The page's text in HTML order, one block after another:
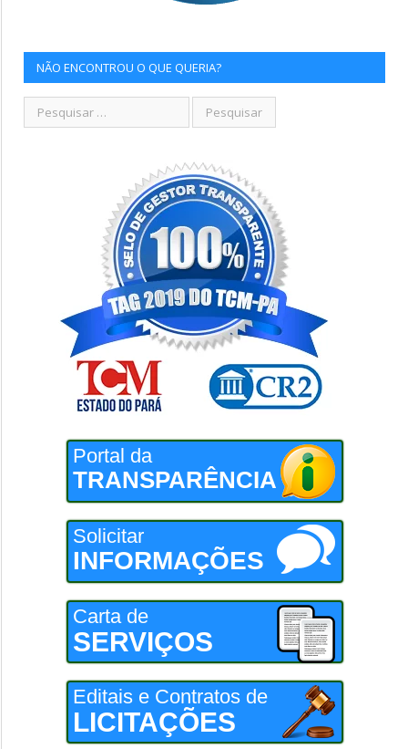
NÃO ENCONTROU O QUE QUERIA?
Portal da
TRANSPARÊNCIA
Solicitar
INFORMAÇÕES
Carta de
SERVIÇOS
Editais e Contratos de
LICITAÇÕES